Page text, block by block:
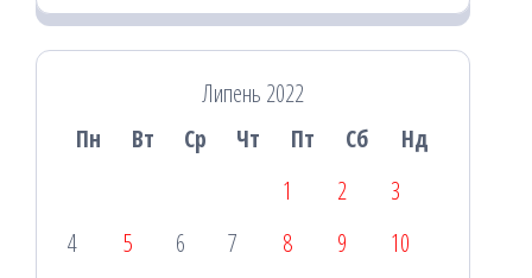
Липень 2022
Пн
Вт Ср Чт Пт Сб
Нд
1
2
3
4
5 6 7 8 9
10